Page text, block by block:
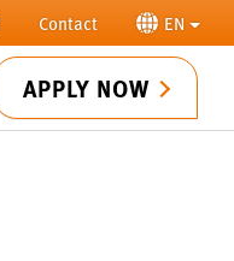
Contact EN
APPLY NOW